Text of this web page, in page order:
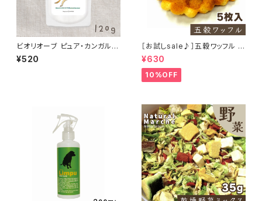
ビオリオーブ ピュア・カンガル
ー/カンガルー100％ Bioliob
旧ヘルマン
¥520
［お試しsale♪］五穀ワッフル 5
枚入り
¥630
10%OFF